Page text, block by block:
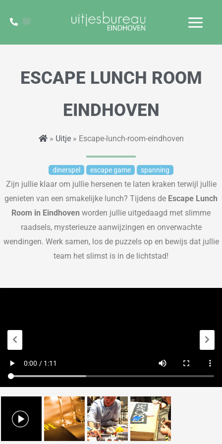
naar
ESCAPE LUNCH ROOM
EINDHOVEN
» Uitje» Escape-lunch-room-eindhoven
dinerspel escape game spanning
Zijn jullie klaar om jullie hersenen te laten kraken terwijl jullie
genieten van een smakelijke lunch? Tijdens de Escape Lunch
Room in Eindhoven worden jullie uitgedaagd met slimme
raadsels, mysterieuze aanwijzingen en onverwachte
wendingen. Werk samen, los de puzzels op en bewijs dat jullie
team het slimst is in de lichtstad!